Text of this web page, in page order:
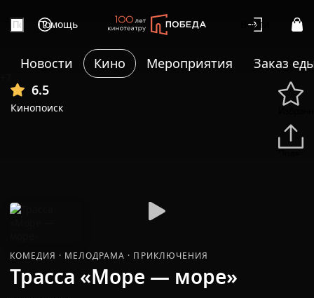
Помощь Войти
Новости Кино Мероприятия
Заказ
6.5
Кинопоиск
КОМЕДИЯ · МЕЛОДРАМА · ПРИКЛЮЧЕНИЯ
Трасса «Море — море»